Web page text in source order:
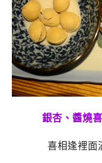
銀杏、醬燒
喜相逢裡面